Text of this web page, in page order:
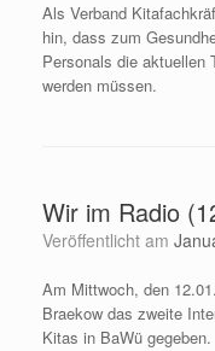
Als Verband
hin, dass zum
Personals die aktuellen
werden müssen.
Wir im Radio
Veröffentlicht am
Am Mittwoch, den
Braekow das zweite
Kitas in BaWü gegeben.